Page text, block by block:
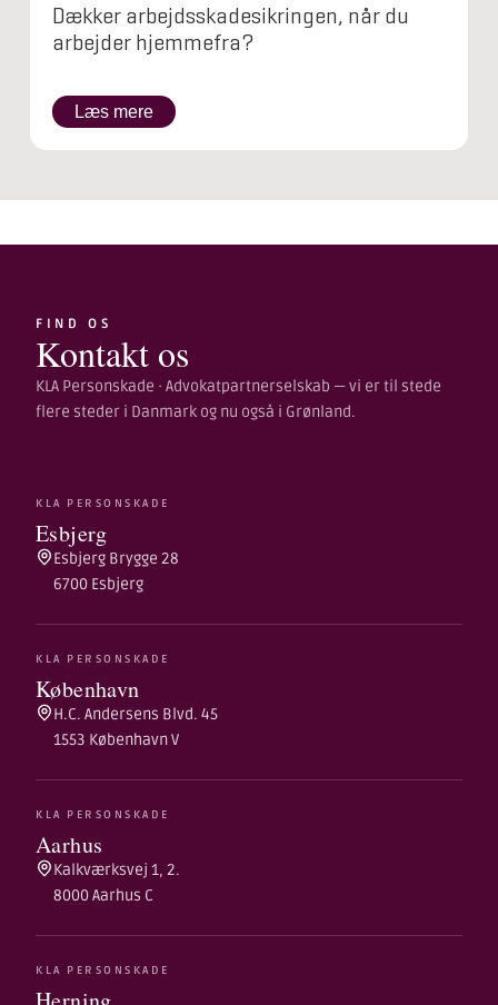
Dækker arbejdsskadesikringen, når du
arbejder hjemmefra?
Læs mere
FIND OS
Kontakt os
KLA Personskade · Advokatpartnerselskab — vi er til stede
flere steder i Danmark og nu også i Grønland.
KLA PERSONSKADE
Esbjerg
Esbjerg Brygge 28
6700 Esbjerg
KLA PERSONSKADE
København
H.C. Andersens Blvd. 45
1553 København V
KLA PERSONSKADE
Aarhus
Kalkværksvej 1, 2.
8000 Aarhus C
KLA PERSONSKADE